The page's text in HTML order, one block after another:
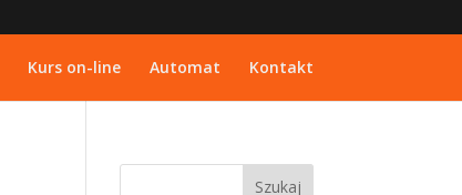
Kurs on-line Automat Kontakt